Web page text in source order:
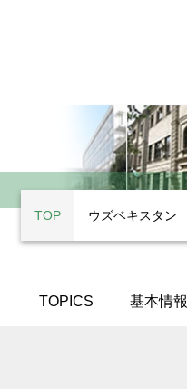
TOP ウズベキスタン
TOPICS 基本情報